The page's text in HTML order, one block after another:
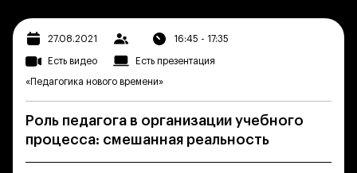
27.08.2021 16:45 - 17:35
Есть видео Есть презентация
«Педагогика нового времени»
Роль педагога в организации учебного
процесса: смешанная реальность